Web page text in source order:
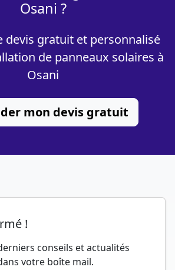
Osani ?
devis gratuit et personnalisé
de panneaux solaires à
Osani
mon devis gratuit
!
conseils et actualités
votre boîte mail.